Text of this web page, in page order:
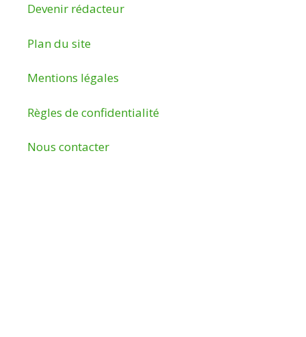
Devenir rédacteur
Plan du site
Mentions légales
Règles de confidentialité
Nous contacter